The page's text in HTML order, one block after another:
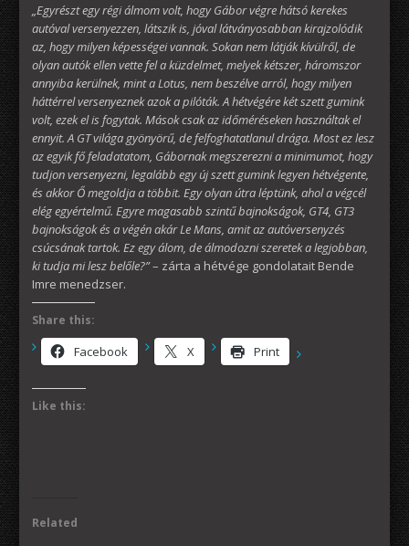
„Egyrészt egy régi álmom volt, hogy Gábor végre hátsó kerekes
autóval versenyezzen, látszik is, jóval látványosabban kirajzolódik
az, hogy milyen képességei vannak. Sokan nem látják kívülről, de
olyan autók ellen vette fel a küzdelmet, melyek kétszer, háromszor
annyiba kerülnek, mint a Lotus, nem beszélve arról, hogy milyen
háttérrel versenyeznek azok a pilóták. A hétvégére két szett gumink
volt, ezek el is fogytak. Mások csak az időméréseken használtak el
ennyit. A GT világa gyönyörű, de felfoghatatlanul drága. Most ez lesz
az egyik fő feladatatom, Gábornak megszerezni a minimumot, hogy
tudjon versenyezni, legalább egy új szett gumink legyen hétvégente,
és akkor Ő megoldja a többit. Egy olyan útra léptünk, ahol a végcél
elég egyértelmű. Egyre magasabb szintű bajnokságok, GT4, GT3
bajnokságok és a végén akár Le Mans, amit az autóversenyzés
csúcsának tartok. Ez egy álom, de álmodozni szeretek a legjobban,
ki tudja mi lesz belőle?”– zárta a hétvége gondolatait Bende
Imre menedzser.
Share this:
Facebook X Print
Like this:
Related